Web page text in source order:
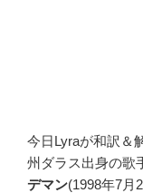
今日Lyraが和訳＆
州ダラス出身の歌
デマン(1998年7月